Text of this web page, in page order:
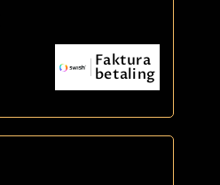
Faktura
betaling